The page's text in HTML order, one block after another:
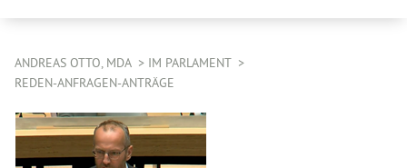
ANDREAS OTTO, MDA
IM PARLAMENT
REDEN-ANFRAGEN-ANTRÄGE